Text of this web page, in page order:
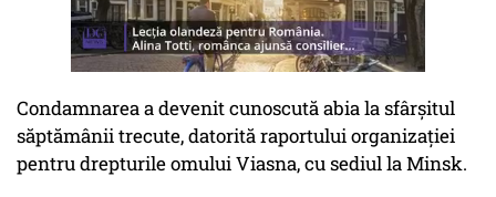
Condamnarea a devenit cunoscută abia la sfârșitul
săptămânii trecute, datorită raportului organizației
pentru drepturile omului Viasna, cu sediul la Minsk.